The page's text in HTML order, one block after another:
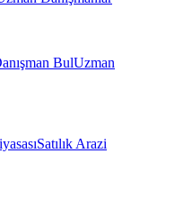
BulUzman
Satılık Arazi